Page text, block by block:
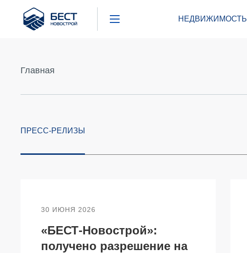
Бест
Новострой
НЕДВИЖИМОСТЬ
Главная
ПРЕСС-РЕЛИЗЫ
30 ИЮНЯ 2026
«БЕСТ-Новострой»:
получено разрешение на